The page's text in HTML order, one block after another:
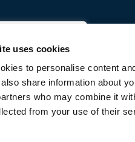
uses cookies
to personalise content
share information about
who may combine it
from your use of their
di
Facendo clic
dei